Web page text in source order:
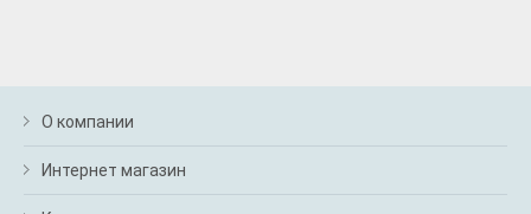
О компании
Интернет магазин